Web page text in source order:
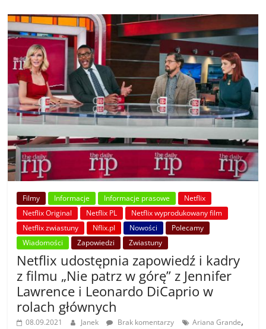
Filmy Informacje Informacje prasowe
Netflix
Netflix Original
Netflix PL
Netflix wyprodukowany film
Netflix zwiastuny
Nflix.pl Nowości
Polecamy
Wiadomości
Zapowiedzi Zwiastuny
Netflix udostępnia zapowiedź i kadry
z filmu „Nie patrz w górę” z Jennifer
Lawrence i Leonardo DiCaprio w
rolach głównych
08.09.2021 Janek Brak komentarzy Ariana Grande,